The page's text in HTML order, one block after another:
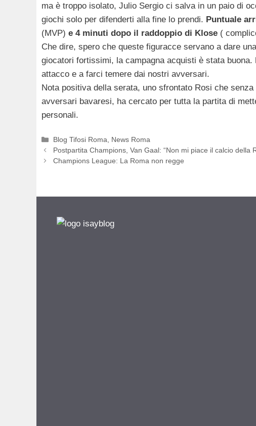
ma è troppo isolato, Julio Sergio ci salva in un paio di
giochi solo per difenderti alla fine lo prendi. Puntuale
(MVP) e 4 minuti dopo il raddoppio di Klose (
Che dire, spero che queste figuracce servano a dare
giocatori fortissimi, la campagna acquisti è stata
attacco e a farci temere dai nostri avversari.
Nota positiva della serata, uno sfrontato Rosi che
avversari bavaresi, ha cercato per tutta la partita di
personali.
Categorie
Blog Tifosi Roma
News Roma
Postpartita Champions, Van Gaal: “Non mi piace il calcio della
Champions League: La Roma non regge